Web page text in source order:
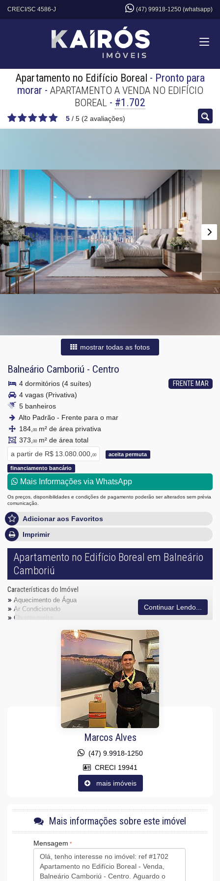
CRECI/SC 4586-J (47) 99918-1250 (whatsapp)
Apartamento no Edifício Boreal - Pronto para
morar - APARTAMENTO A VENDA NO EDIFÍCIO
BOREAL - #1.702
5 / 5 (2 avaliações)
mostrar todas as fotos
Balneário Camboriú - Centro
FRENTE MAR
4 dormitórios (4 suítes)
4 vagas (Privativa)
5 banheiros
Alto Padrão - Frente para o mar
184, 00m² de área privativa
373, 00m² de área total
a partir de R$ 13.080.000, 00 aceita permuta
financiamento bancário
Mais Informações via WhatsApp
Os preços, disponibilidades e condições de pagamento poderão ser alterados sem prévia
comunicação.
Adicionar aos Favoritos
Imprimir
Apartamento no Edifício Boreal em Balneário
Camboriú
Características do Imóvel
Aquecimento de Água
Ar Condicionado
Churrasqueira
Piso Porcelanato
Infra para Ar Split
Acabamento em Gesso
Fechadura Eletrônica
Espaço Gourmet
Características do Empreendimento
Sala de Jogos
Salão de Festas
Quadra Esportiva
Espaço Gourmet
Espaço Fitness
Continuar Lendo...
Marcos Alves
(47) 9.9918-1250
CRECI 19941
mais imóveis
Mais informações sobre este imóvel
Mensagem